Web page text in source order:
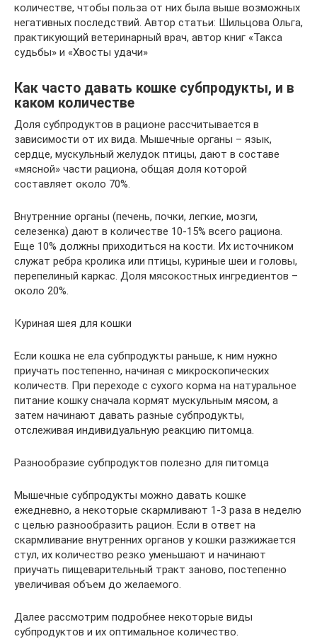
количестве, чтобы польза от них была выше возможных
негативных последствий. Автор статьи: Шильцова Ольга,
практикующий ветеринарный врач, автор книг «Такса
судьбы» и «Хвосты удачи»
Как часто давать кошке субпродукты, и в
каком количестве
Доля субпродуктов в рационе рассчитывается в
зависимости от их вида. Мышечные органы – язык,
сердце, мускульный желудок птицы, дают в составе
«мясной» части рациона, общая доля которой
составляет около 70%.
Внутренние органы (печень, почки, легкие, мозги,
селезенка) дают в количестве 10-15% всего рациона.
Еще 10% должны приходиться на кости. Их источником
служат ребра кролика или птицы, куриные шеи и головы,
перепелиный каркас. Доля мясокостных ингредиентов –
около 20%.
Куриная шея для кошки
Если кошка не ела субпродукты раньше, к ним нужно
приучать постепенно, начиная с микроскопических
количеств. При переходе с сухого корма на натуральное
питание кошку сначала кормят мускульным мясом, а
затем начинают давать разные субпродукты,
отслеживая индивидуальную реакцию питомца.
Разнообразие субпродуктов полезно для питомца
Мышечные субпродукты можно давать кошке
ежедневно, а некоторые скармливают 1-3 раза в неделю
с целью разнообразить рацион. Если в ответ на
скармливание внутренних органов у кошки разжижается
стул, их количество резко уменьшают и начинают
приучать пищеварительный тракт заново, постепенно
увеличивая объем до желаемого.
Далее рассмотрим подробнее некоторые виды
субпродуктов и их оптимальное количество.